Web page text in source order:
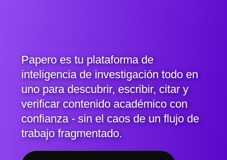
Papero es tu plataforma de
inteligencia de investigación todo en
uno para descubrir, escribir, citar y
verificar contenido académico con
confianza - sin el caos de un flujo de
trabajo fragmentado.